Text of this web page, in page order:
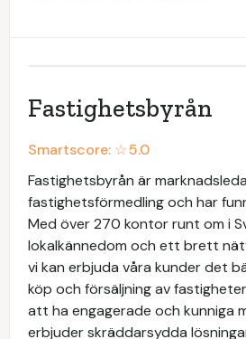
Fastighetsbyrån
Smartscore: ☆5.0
Fastighetsbyrån är
fastighetsförmedling och har
Med över 270 kontor runt om i
lokalkännedom och ett brett
vi kan erbjuda våra kunder det
köp och försäljning av
att ha engagerade och kunniga
erbjuder skräddarsydda